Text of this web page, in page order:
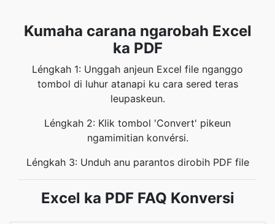
Kumaha carana ngarobah Excel
ka PDF
Léngkah 1: Unggah anjeun Excel file nganggo
tombol di luhur atanapi ku cara sered teras
leupaskeun.
Léngkah 2: Klik tombol 'Convert' pikeun
ngamimitian konvérsi.
Léngkah 3: Unduh anu parantos dirobih PDF file
Excel ka PDF FAQ Konversi